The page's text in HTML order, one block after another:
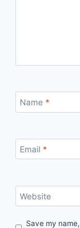
Name *
Email *
Website
Save my